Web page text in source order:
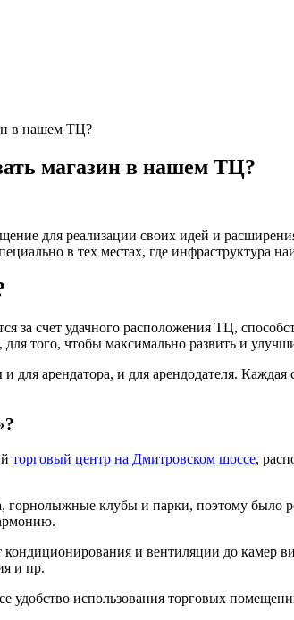
в нашем ТЦ?
магазин в нашем ТЦ?
для реализации своих идей и
в тех местах, где инфраструктура
за счет удачного расположения ТЦ,
того, чтобы максимально развить и
арендатора, и для арендодателя.
торговый центр на Дмитровском шоссе,
горнолыжные клубы и парки, поэтому было
кондиционирования и вентиляции до
и пр.
удобство использования торговых